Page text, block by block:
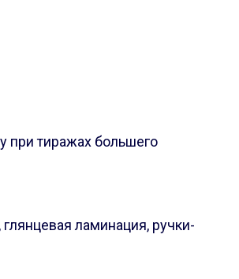
при тиражах большего
ламинация, ручки-